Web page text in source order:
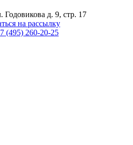
Годовикова д. 9, стр. 17
на рассылку
(495) 260-20-25